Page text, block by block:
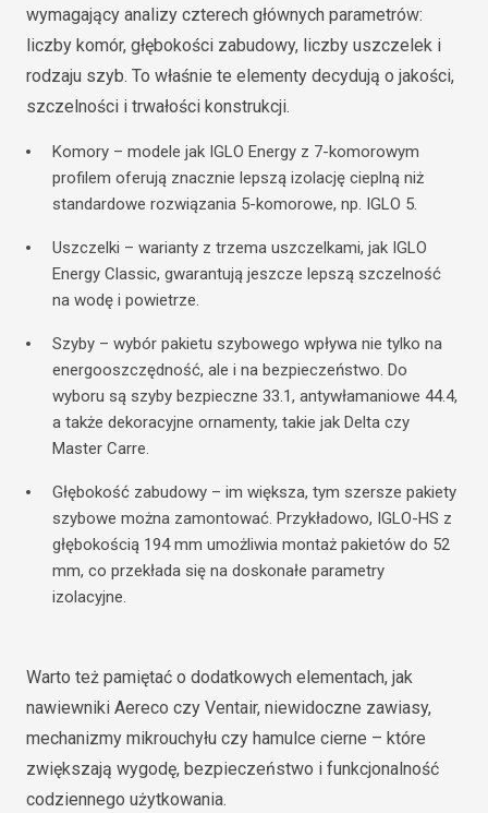
wymagający analizy czterech głównych parametrów:
liczby komór, głębokości zabudowy, liczby uszczelek i
rodzaju szyb. To właśnie te elementy decydują o jakości,
szczelności i trwałości konstrukcji.
Komory – modele jak IGLO Energy z 7-komorowym
profilem oferują znacznie lepszą izolację cieplną niż
standardowe rozwiązania 5-komorowe, np. IGLO 5.
Uszczelki – warianty z trzema uszczelkami, jak IGLO
Energy Classic, gwarantują jeszcze lepszą szczelność
na wodę i powietrze.
Szyby – wybór pakietu szybowego wpływa nie tylko na
energooszczędność, ale i na bezpieczeństwo. Do
wyboru są szyby bezpieczne 33.1, antywłamaniowe 44.4,
a także dekoracyjne ornamenty, takie jak Delta czy
Master Carre.
Głębokość zabudowy – im większa, tym szersze pakiety
szybowe można zamontować. Przykładowo, IGLO-HS z
głębokością 194 mm umożliwia montaż pakietów do 52
mm, co przekłada się na doskonałe parametry
izolacyjne.
Warto też pamiętać o dodatkowych elementach, jak
nawiewniki Aereco czy Ventair, niewidoczne zawiasy,
mechanizmy mikrouchyłu czy hamulce cierne – które
zwiększają wygodę, bezpieczeństwo i funkcjonalność
codziennego użytkowania.